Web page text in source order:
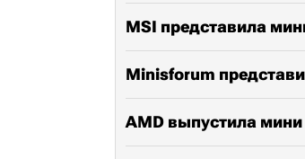
MSI представила
Minisforum
AMD выпустила